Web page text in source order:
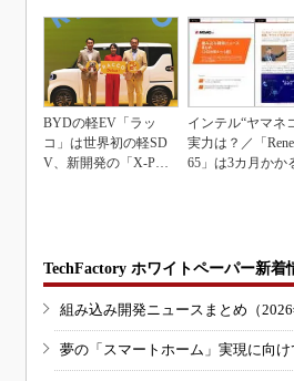
BYDの軽EV「ラッ
コ」は世界初の軽SD
V、新開発の「X-PAC
インテル“ヤマネ
実力は？／「
65」は3カ月かか
TechFactory ホワイトペーパー新着
組み込み開発ニュースまとめ（2026
夢の「スマートホーム」実現に向